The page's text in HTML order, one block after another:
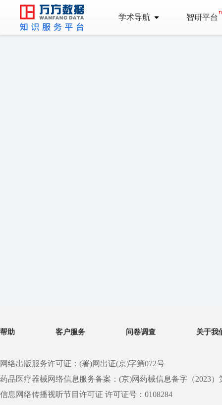
学术导航 智研平台
帮助 客户服务 问卷调查 关于我
网络出版服务许可证：(署)网出证(京)字第072号
药品医疗器械网络信息服务备案：(京)网药械信息备字（2023）
信息网络传播视听节目许可证 许可证号：0108284